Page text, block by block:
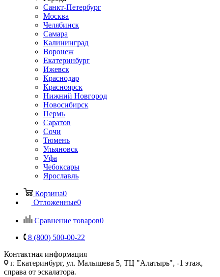
Санкт-Петербург
Москва
Челябинск
Самара
Калининград
Воронеж
Екатеринбург
Ижевск
Краснодар
Красноярск
Нижний Новгород
Новосибирск
Пермь
Саратов
Сочи
Тюмень
Ульяновск
Уфа
Чебоксары
Ярославль
Корзина0
Отложенные0
Сравнение товаров0
8 (800) 500-00-22
Контактная информация
г. Екатеринбург, ул. Малышева 5, ТЦ "Алатырь", -1 этаж,
справа от эскалатора.